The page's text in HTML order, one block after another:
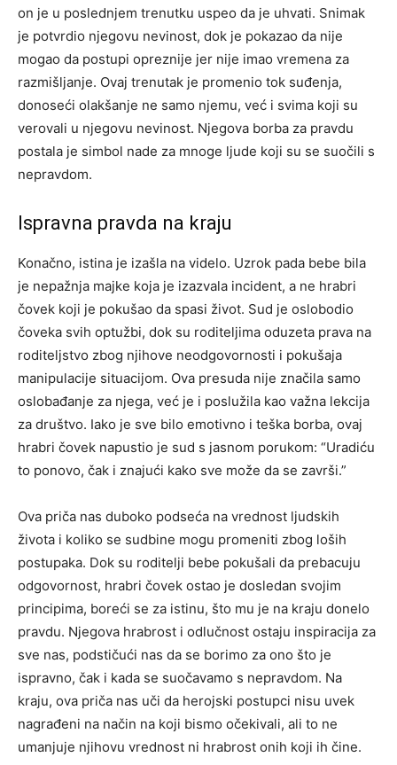
on je u poslednjem trenutku uspeo da je uhvati. Snimak
je potvrdio njegovu nevinost, dok je pokazao da nije
mogao da postupi opreznije jer nije imao vremena za
razmišljanje. Ovaj trenutak je promenio tok suđenja,
donoseći olakšanje ne samo njemu, već i svima koji su
verovali u njegovu nevinost. Njegova borba za pravdu
postala je simbol nade za mnoge ljude koji su se suočili s
nepravdom.
Ispravna pravda na kraju
Konačno, istina je izašla na videlo. Uzrok pada bebe bila
je nepažnja majke koja je izazvala incident, a ne hrabri
čovek koji je pokušao da spasi život. Sud je oslobodio
čoveka svih optužbi, dok su roditeljima oduzeta prava na
roditeljstvo zbog njihove neodgovornosti i pokušaja
manipulacije situacijom. Ova presuda nije značila samo
oslobađanje za njega, već je i poslužila kao važna lekcija
za društvo. Iako je sve bilo emotivno i teška borba, ovaj
hrabri čovek napustio je sud s jasnom porukom: “Uradiću
to ponovo, čak i znajući kako sve može da se završi.”
Ova priča nas duboko podseća na vrednost ljudskih
života i koliko se sudbine mogu promeniti zbog loših
postupaka. Dok su roditelji bebe pokušali da prebacuju
odgovornost, hrabri čovek ostao je dosledan svojim
principima, boreći se za istinu, što mu je na kraju donelo
pravdu. Njegova hrabrost i odlučnost ostaju inspiracija za
sve nas, podstičući nas da se borimo za ono što je
ispravno, čak i kada se suočavamo s nepravdom. Na
kraju, ova priča nas uči da herojski postupci nisu uvek
nagrađeni na način na koji bismo očekivali, ali to ne
umanjuje njihovu vrednost ni hrabrost onih koji ih čine.